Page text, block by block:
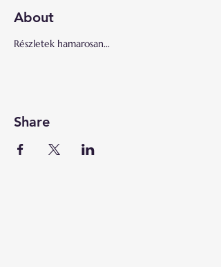
About
Részletek hamarosan...
Share